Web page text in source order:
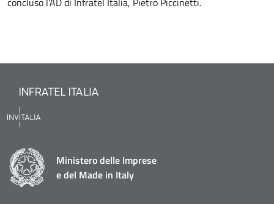
Ministero delle Imprese
e del Made in Italy